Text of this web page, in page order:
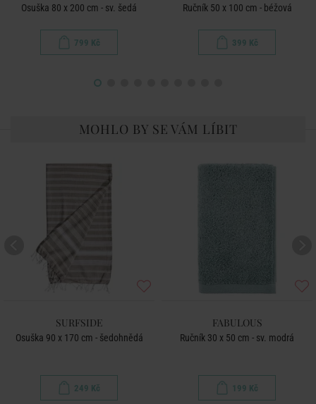
Osuška 80 x 200 cm - sv. šedá
799 Kč
Ručník 50 x 100 cm - béžová
399 Kč
MOHLO BY SE VÁM LÍBIT
SURFSIDE
Osuška 90 x 170 cm - šedohnědá
249 Kč
FABULOUS
Ručník 30 x 50 cm - sv. modrá
199 Kč